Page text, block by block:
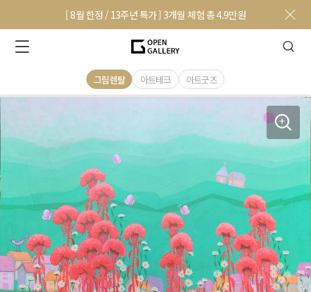
[ 8월 한정 / 13주년 특가 ] 3개월 체험 총 4.9만원
그림렌탈 아트테크 아트굿즈